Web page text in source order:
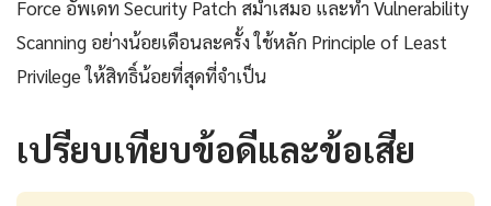
Force อัพเดท Security Patch สม่ำเสมอ และทำ Vulnerability
Scanning อย่างน้อยเดือนละครั้ง ใช้หลัก Principle of Least
Privilege ให้สิทธิ์น้อยที่สุดที่จำเป็น
เปรียบเทียบข้อดีและข้อเสีย